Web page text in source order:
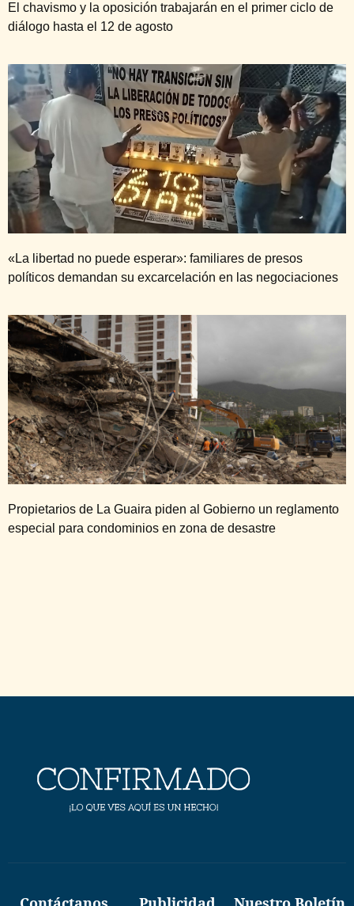
El chavismo y la oposición trabajarán en el primer ciclo de
diálogo hasta el 12 de agosto
«La libertad no puede esperar»: familiares de presos
políticos demandan su excarcelación en las negociaciones
Propietarios de La Guaira piden al Gobierno un reglamento
especial para condominios en zona de desastre